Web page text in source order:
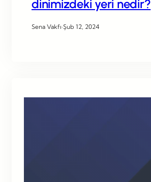
dinimizdeki yeri nedir?
Sena Vakfı·Şub 12, 2024